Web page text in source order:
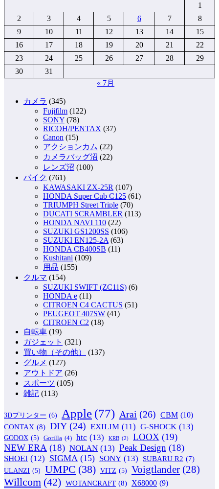
1
2
3 4 5 6 7
8
9
10 11 12 13 14
15
16
17 18 19 20 21
22
23
24 25 26 27 28
29
30
31
« 7月
カメラ (345)
Fujifilm (122)
SONY (78)
RICOH/PENTAX (37)
Canon (15)
アクションカム (22)
カメラバッグ沼 (22)
レンズ沼 (100)
バイク (761)
KAWASAKI ZX-25R (107)
HONDA Super Cub C125 (61)
TRIUMPH Street Triple (70)
DUCATI SCRAMBLER (113)
HONDA NAVI 110 (22)
SUZUKI GS1200SS (106)
SUZUKI EN125-2A (63)
HONDA CB400SB (11)
Kushitani (109)
用品 (155)
クルマ (154)
SUZUKI SWIFT (ZC11S) (6)
HONDA e (11)
CITROEN C4 CACTUS (51)
PEUGEOT 407SW (41)
CITROEN C2 (18)
自転車 (19)
ガジェット (321)
買い物（その他）
(137)
グルメ (127)
アウトドア (26)
スポーツ (105)
雑記 (113)
3Dプリンター (6) Apple (77) Arai (26) CBM (10)
CONTAX (8) DIY (24) EXILIM (11) G-SHOCK (13)
GODOX (5) Gorilla (4) htc (13) KRB (2) LOOX (19)
NEW ERA (18) NOLAN (13) Peak Design (18)
SHOEI (12) SIGMA (15) SONY (13) SUBARU R2 (7)
ULANZI (5) UMPC (38) VITZ (5) Voigtlander (28)
Willcom (42) WOTANCRAFT (8) X68000 (9)